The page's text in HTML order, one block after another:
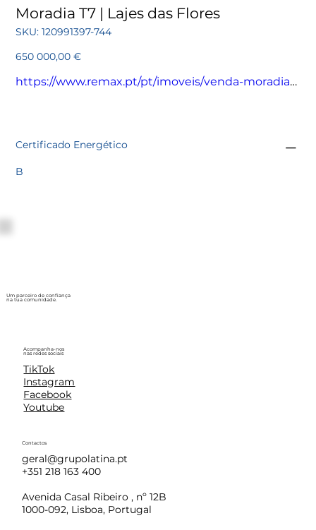
Moradia T7 | Lajes das Flores
SKU: SKU
120991397-
120991397-744
Preço
650 000,00 €
https://www.remax.pt/pt/imoveis/venda-moradia-
Certificado Energético
B
Um parceiro de confiança
na tua comunidade.
Acompanha-nos
nas redes sociais
TikTok
Instagram
Facebook
Youtube
Contactos
geral@grupolatina.pt
+351 218 163 400
Avenida Casal Ribeiro , nº 12B
1000-092, Lisboa, Portugal